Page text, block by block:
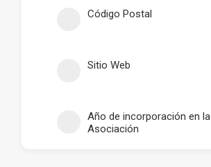
Código Postal
Sitio Web
Año de incorporación en la
Asociación